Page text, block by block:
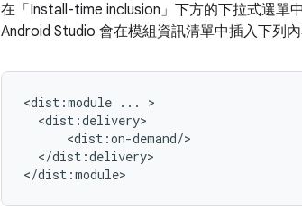
在「Install-time inclusion」 下方的下拉式選單
Android Studio 會在模組資訊清單中插入下列
<dist:module ...
</dist:delivery>